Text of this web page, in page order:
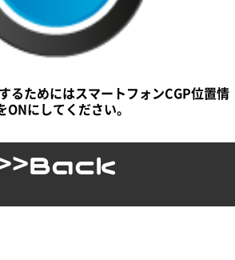
るためにはスマートフォンCGP位置情
ONにしてください。